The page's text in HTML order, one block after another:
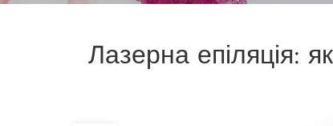
Лазерна епіляція: